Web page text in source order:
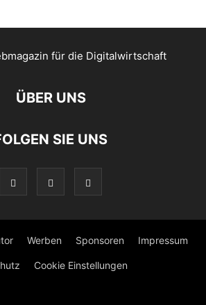
ÜBER UNS
SIE UNS
Werben Sponsoren Impressum
Cookie Einstellungen